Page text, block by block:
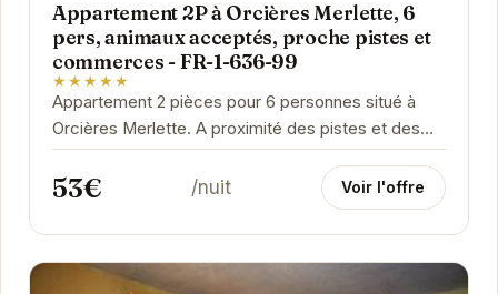
Appartement 2P à Orcières Merlette, 6
pers, animaux acceptés, proche pistes et
commerces - FR-1-636-99
★★★★★
Appartement 2 pièces pour 6 personnes situé à
Orcières Merlette. A proximité des pistes et des
commerces. Animaux acceptés.
53€ /nuit Voir l'offre